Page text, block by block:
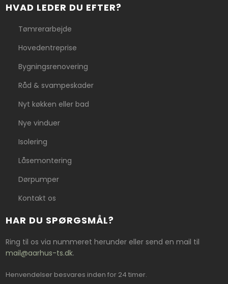
HVAD LEDER DU EFTER?
Tømrerarbejde
Hovedentreprise
Bygningsrenovering
Råd & svampeskader
Nyt køkken eller bad
Nye vinduer
Isolering
Låsemontering
Dørpumper
Kontakt os
HAR DU SPØRGSMÅL?
Ring til os via nummeret herunder eller send en mail til
mail@aarhus-ts.dk.
Henvendelser besvares inden for 24 timer.​